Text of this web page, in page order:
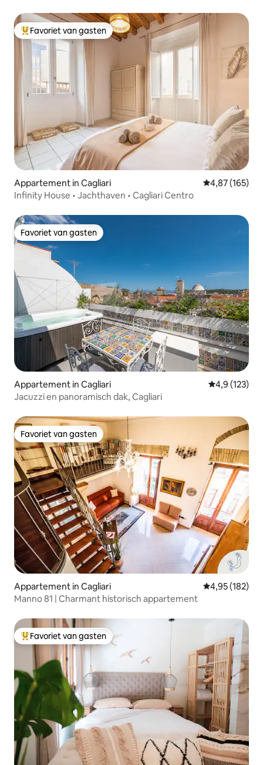
Topfavoriet van gasten
Favoriet van gasten
Appartement in Cagliari Gemiddelde
4,87 (165)
Infinity House • Jachthaven • Cagliari Centro
Favoriet van gasten
Favoriet van gasten
Appartement in Cagliari Gemiddelde
4,9 (123)
Jacuzzi en panoramisch dak, Cagliari
Favoriet van gasten
Favoriet van gasten
Appartement in Cagliari Gemiddelde
4,95 (182)
Manno 81 | Charmant historisch appartement
Topfavoriet van gasten
Favoriet van gasten